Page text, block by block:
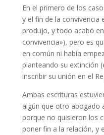
En el primero de los
y el fin de la convivencia
produjo, y todo acabó
convivencia»), pero es
en común ni había
planteando su extinción
inscribir su unión en el
Ambas escrituras
algún que otro abogado
porque no quisieron los
poner fin a la relación, y